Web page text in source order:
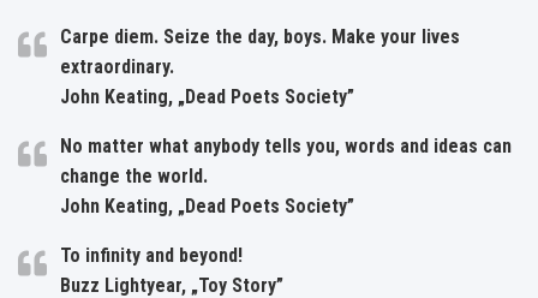
Carpe diem. Seize the day, boys. Make your lives
extraordinary.
John Keating, „Dead Poets Society”
No matter what anybody tells you, words and ideas can
change the world.
John Keating, „Dead Poets Society”
To infinity and beyond!
Buzz Lightyear, „Toy Story”